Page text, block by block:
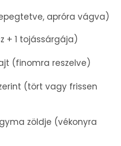
apróra vágva)
+ 1 tojássárgája)
(finomra reszelve)
(tört vagy frissen
zöldje (vékonyra